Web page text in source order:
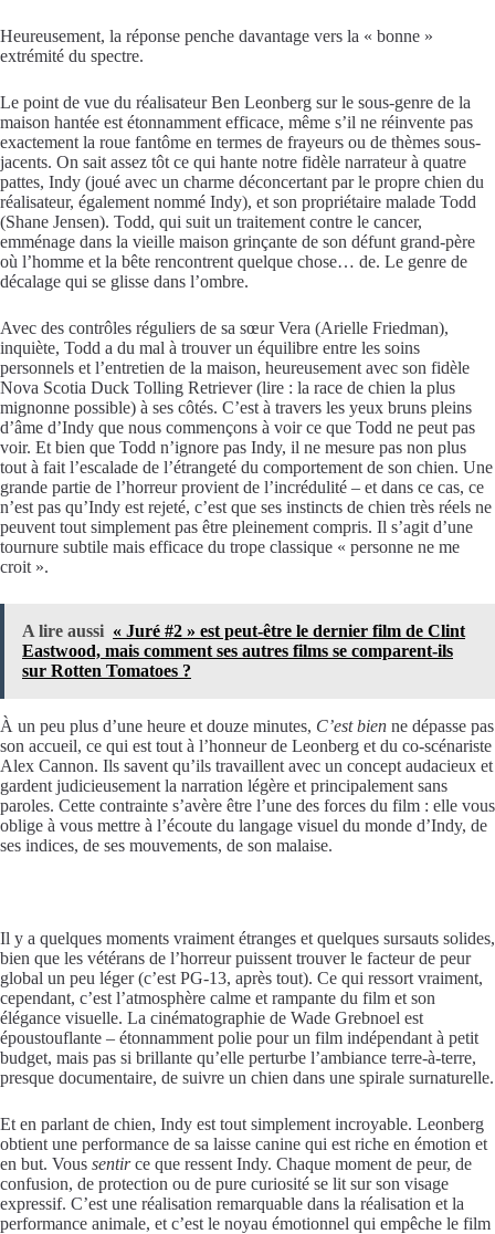
Heureusement, la réponse penche davantage vers la « bonne »
extrémité du spectre.
Le point de vue du réalisateur Ben Leonberg sur le sous-genre de la
maison hantée est étonnamment efficace, même s’il ne réinvente pas
exactement la roue fantôme en termes de frayeurs ou de thèmes sous-
jacents. On sait assez tôt ce qui hante notre fidèle narrateur à quatre
pattes, Indy (joué avec un charme déconcertant par le propre chien du
réalisateur, également nommé Indy), et son propriétaire malade Todd
(Shane Jensen). Todd, qui suit un traitement contre le cancer,
emménage dans la vieille maison grinçante de son défunt grand-père
où l’homme et la bête rencontrent quelque chose… de. Le genre de
décalage qui se glisse dans l’ombre.
Avec des contrôles réguliers de sa sœur Vera (Arielle Friedman),
inquiète, Todd a du mal à trouver un équilibre entre les soins
personnels et l’entretien de la maison, heureusement avec son fidèle
Nova Scotia Duck Tolling Retriever (lire : la race de chien la plus
mignonne possible) à ses côtés. C’est à travers les yeux bruns pleins
d’âme d’Indy que nous commençons à voir ce que Todd ne peut pas
voir. Et bien que Todd n’ignore pas Indy, il ne mesure pas non plus
tout à fait l’escalade de l’étrangeté du comportement de son chien. Une
grande partie de l’horreur provient de l’incrédulité – et dans ce cas, ce
n’est pas qu’Indy est rejeté, c’est que ses instincts de chien très réels ne
peuvent tout simplement pas être pleinement compris. Il s’agit d’une
tournure subtile mais efficace du trope classique « personne ne me
croit ».
A lire aussi « Juré #2 » est peut-être le dernier film de Clint
Eastwood, mais comment ses autres films se comparent-ils
sur Rotten Tomatoes ?
À un peu plus d’une heure et douze minutes, C’est bien ne dépasse pas
son accueil, ce qui est tout à l’honneur de Leonberg et du co-scénariste
Alex Cannon. Ils savent qu’ils travaillent avec un concept audacieux et
gardent judicieusement la narration légère et principalement sans
paroles. Cette contrainte s’avère être l’une des forces du film : elle vous
oblige à vous mettre à l’écoute du langage visuel du monde d’Indy, de
ses indices, de ses mouvements, de son malaise.
Il y a quelques moments vraiment étranges et quelques sursauts solides,
bien que les vétérans de l’horreur puissent trouver le facteur de peur
global un peu léger (c’est PG-13, après tout). Ce qui ressort vraiment,
cependant, c’est l’atmosphère calme et rampante du film et son
élégance visuelle. La cinématographie de Wade Grebnoel est
époustouflante – étonnamment polie pour un film indépendant à petit
budget, mais pas si brillante qu’elle perturbe l’ambiance terre-à-terre,
presque documentaire, de suivre un chien dans une spirale surnaturelle.
Et en parlant de chien, Indy est tout simplement incroyable. Leonberg
obtient une performance de sa laisse canine qui est riche en émotion et
en but. Vous sentirce que ressent Indy. Chaque moment de peur, de
confusion, de protection ou de pure curiosité se lit sur son visage
expressif. C’est une réalisation remarquable dans la réalisation et la
performance animale, et c’est le noyau émotionnel qui empêche le film